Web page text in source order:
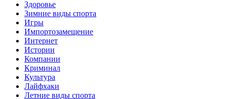
Здоровье
Зимние виды спорта
Игры
Импортозамещение
Интернет
Истории
Компании
Криминал
Культура
Лайфхаки
Летние виды спорта